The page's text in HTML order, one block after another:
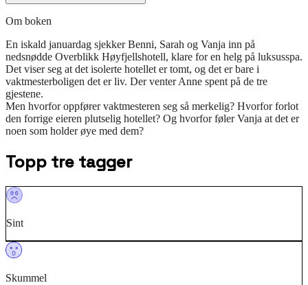
Om boken
En iskald januardag sjekker Benni, Sarah og Vanja inn på
nedsnødde Overblikk Høyfjellshotell, klare for en helg på luksusspa.
Det viser seg at det isolerte hotellet er tomt, og det er bare i
vaktmesterboligen det er liv. Der venter Anne spent på de tre
gjestene.
Men hvorfor oppfører vaktmesteren seg så merkelig? Hvorfor forlot
den forrige eieren plutselig hotellet? Og hvorfor føler Vanja at det er
noen som holder øye med dem?
Topp tre tagger
Sint
Skummel